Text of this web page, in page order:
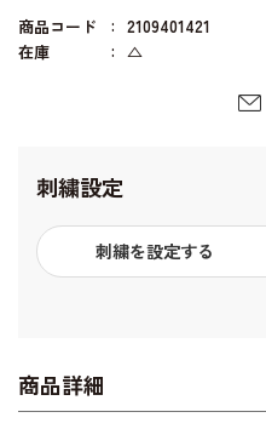
商品コード
2109401421
在庫
△
刺繍設定
刺繍を設定する
商品詳細